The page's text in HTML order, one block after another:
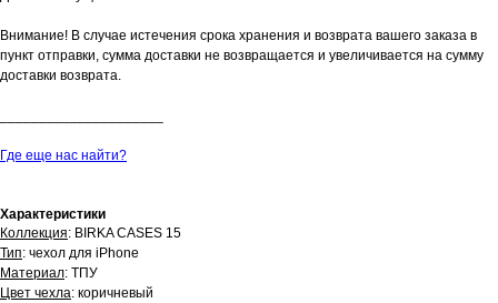
Внимание! В случае истечения срока хранения и возврата вашего заказа в
пункт отправки, сумма доставки не возвращается и увеличивается на сумму
доставки возврата.
Где еще нас найти?
Характеристики
Коллекция: BIRKA CASES 15
Тип: чехол для iPhone
Материал: ТПУ
Цвет чехла: коричневый